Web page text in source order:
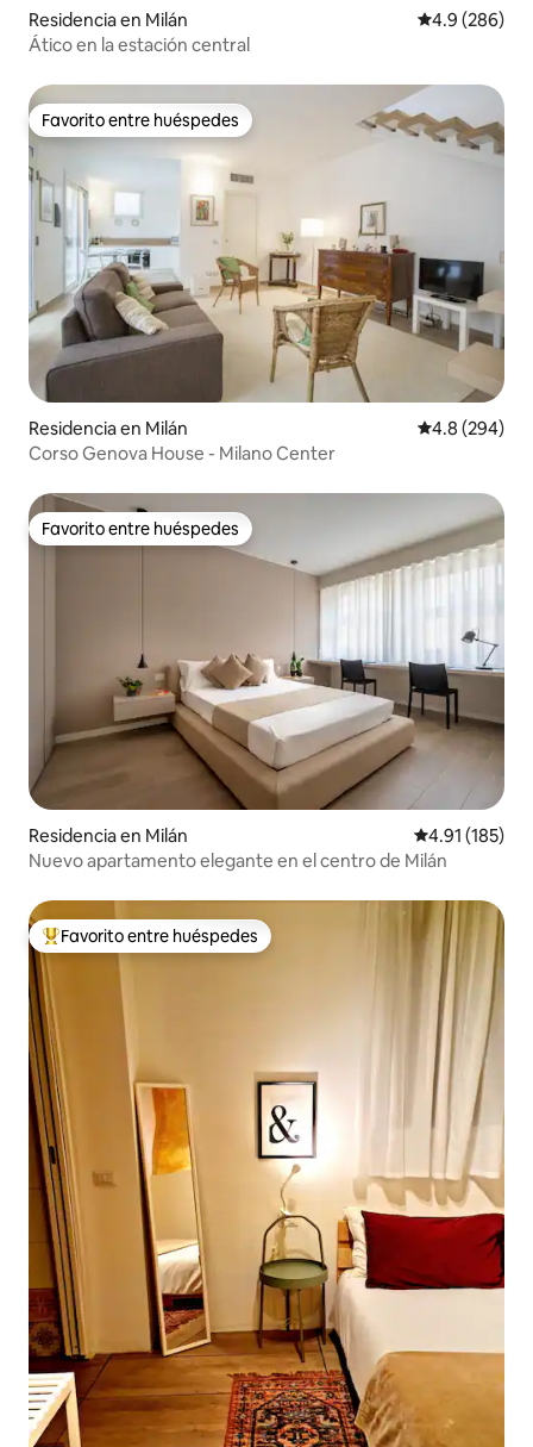
Residencia en Milán Calificación
4.9 (286)
Ático en la estación central
Favorito entre huéspedes
Favorito entre huéspedes
Residencia en Milán Calificación
4.8 (294)
Corso Genova House - Milano Center
Favorito entre huéspedes
Favorito entre huéspedes
Residencia en Milán Calificación
4.91 (185)
Nuevo apartamento elegante en el centro de Milán
De los mejores en Favorito entre huéspedes
Favorito entre huéspedes